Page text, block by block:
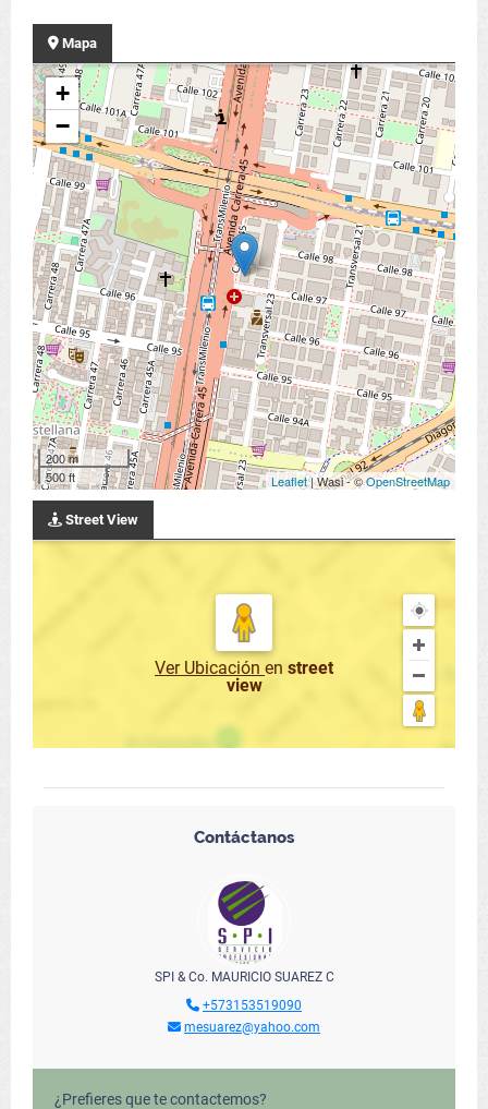
Mapa
+
−
200 m
500 ft
Leaflet| Wasi - ©OpenStreetMap
Street View
Ver Ubicación en street
view
Contáctanos
SPI & Co. MAURICIO SUAREZ C
+573153519090
mesuarez@yahoo.com
¿Prefieres que te contactemos?